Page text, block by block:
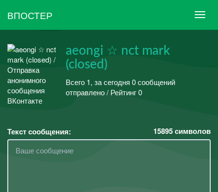
ВПОСТЕР
aeongi ☆ nct mark
(closed)
Всего 1, за сегодня 0 сообщений
отправлено / Рейтинг 0
Текст сообщения: 15895символов